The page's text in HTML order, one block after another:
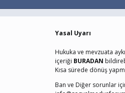
Yasal Uyarı
Hukuka ve mevzuata
içeriği BURADAN
Kısa sürede dönüş
Ban ve Diğer sorunlar